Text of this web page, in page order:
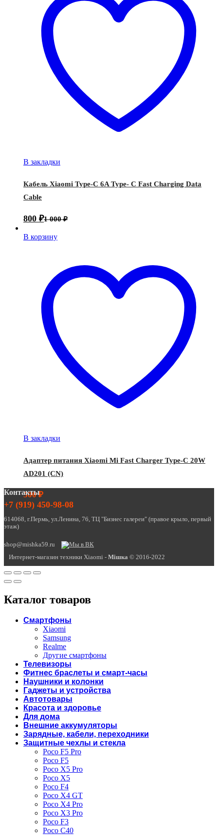
В закладки
Кабель Xiaomi Type-C 6A Type- C Fast Charging Data
Cable
800 ₽1 000₽
В корзину
В закладки
Адаптер питания Xiaomi Mi Fast Charger Type-C 20W
AD201 (CN)
500₽
Контакты
+7 (919) 450-98-08
614068, г.Пермь, ул.Ленина, 76, ТЦ "Бизнес галереи" (правое крыло, первый
этаж)
shop@mishka59.ru
Интернет-магазин техники Xiaomi - Miшка © 2016-2022
Каталог товаров
Смартфоны
Xiaomi
Samsung
Realme
Другие смартфоны
Телевизоры
Фитнес браслеты и смарт-часы
Наушники и колонки
Гаджеты и устройства
Автотовары
Красота и здоровье
Для дома
Внешние аккумуляторы
Зарядные, кабели, переходники
Защитные чехлы и стекла
Poco F5 Pro
Poco F5
Poco X5 Pro
Poco X5
Poco F4
Poco X4 GT
Poco X4 Pro
Poco X3 Pro
Poco F3
Poco C40